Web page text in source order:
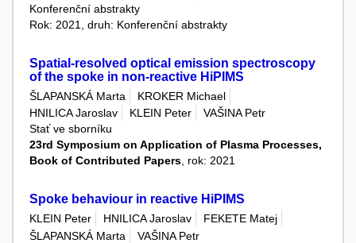
Konferenční abstrakty
Rok: 2021, druh: Konferenční abstrakty
Spatial-resolved optical emission spectroscopy
of the spoke in non-reactive HiPIMS
ŠLAPANSKÁ Marta
KROKER Michael
HNILICA Jaroslav
KLEIN Peter
VAŠINA Petr
Stať ve sborníku
23rd Symposium on Application of Plasma Processes,
Book of Contributed Papers , rok: 2021
Spoke behaviour in reactive HiPIMS
KLEIN Peter HNILICA Jaroslav
FEKETE Matej
ŠLAPANSKÁ Marta
VAŠINA Petr